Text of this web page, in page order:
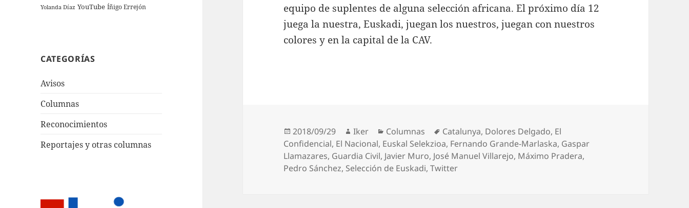
Yolanda Díaz YouTube Íñigo Errejón
CATEGORÍAS
Avisos
Columnas
Reconocimientos
Reportajes y otras columnas
equipo de suplentes de alguna selección africana. El próximo día 12
juega la nuestra, Euskadi, juegan los nuestros, juegan con nuestros
colores y en la capital de la CAV.
Publicado
el
2018/09/29 Autor
Iker Categorías
Columnas Etiquetas
Catalunya, Dolores Delgado, El
Confidencial, El Nacional, Euskal Selekzioa, Fernando Grande-Marlaska, Gaspar
Llamazares, Guardia Civil, Javier Muro, José Manuel Villarejo, Máximo Pradera,
Pedro Sánchez, Selección de Euskadi,Twitter